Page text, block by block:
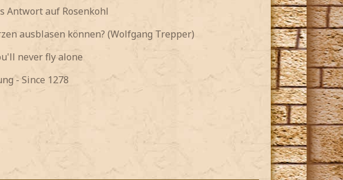
Antwort auf Rosenkohl
ausblasen können? (Wolfgang Trepper)
never fly alone
- Since 1278